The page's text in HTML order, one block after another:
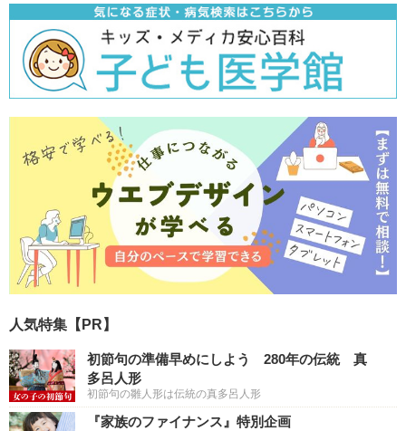
人気特集【PR】
初節句の準備早めにしよう 280年の伝統 真
多呂人形
初節句の雛人形は伝統の真多呂人形
『家族のファイナンス』特別企画